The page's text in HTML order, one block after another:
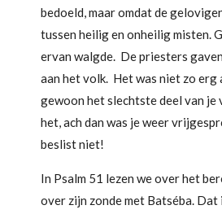
bedoeld, maar omdat de
tussen heilig en onheilig misten.
ervan walgde. De priesters
aan het volk. Het was niet zo erg
gewoon het slechtste deel van
het, ach dan was je weer
beslist niet!
In Psalm 51 lezen we over het
over zijn zonde met Batséba.